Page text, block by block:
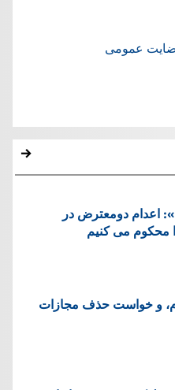
عمومی
اعدام دومعترض در
محکوم می کنیم
و خواست حذف مجازات